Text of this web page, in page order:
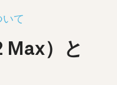
いて
Max）と